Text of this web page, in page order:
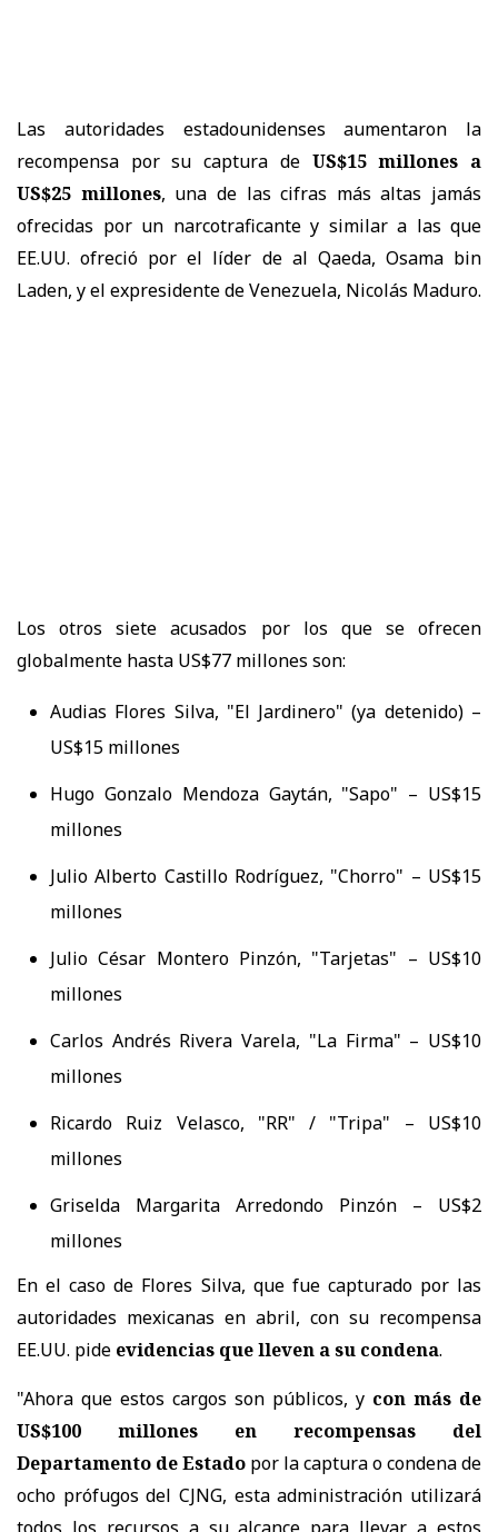
Las autoridades estadounidenses aumentaron la
recompensa por su captura de US$15 millones a
US$25 millones, una de las cifras más altas jamás
ofrecidas por un narcotraficante y similar a las que
EE.UU. ofreció por el líder de al Qaeda, Osama bin
Laden, y el expresidente de Venezuela, Nicolás Maduro.
Los otros siete acusados por los que se ofrecen
globalmente hasta US$77 millones son:
Audias Flores Silva, "El Jardinero" (ya detenido) –
US$15 millones
Hugo Gonzalo Mendoza Gaytán, "Sapo" – US$15
millones
Julio Alberto Castillo Rodríguez, "Chorro" – US$15
millones
Julio César Montero Pinzón, "Tarjetas" – US$10
millones
Carlos Andrés Rivera Varela, "La Firma" – US$10
millones
Ricardo Ruiz Velasco, "RR" / "Tripa" – US$10
millones
Griselda Margarita Arredondo Pinzón – US$2
millones
En el caso de Flores Silva, que fue capturado por las
autoridades mexicanas en abril, con su recompensa
EE.UU. pide evidencias que lleven a su condena.
"Ahora que estos cargos son públicos, y con más de
US$100 millones en recompensas del
Departamento de Estado por la captura o condena de
ocho prófugos del CJNG, esta administración utilizará